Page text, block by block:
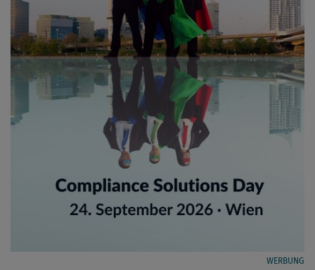
WERBUNG